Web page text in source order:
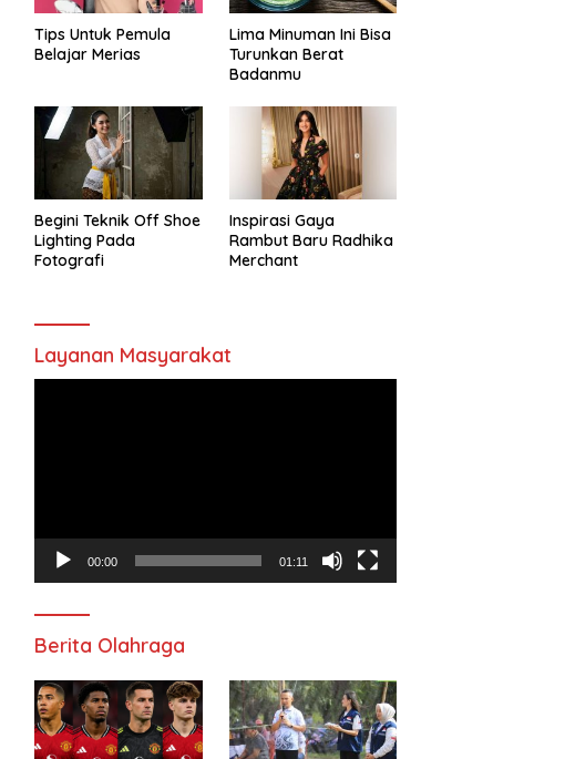
Tips Untuk Pemula
Belajar Merias
Lima Minuman Ini Bisa
Turunkan Berat
Badanmu
Begini Teknik Off Shoe
Lighting Pada
Fotografi
Inspirasi Gaya
Rambut Baru Radhika
Merchant
Layanan Masyarakat
00:00 01:11
Berita Olahraga